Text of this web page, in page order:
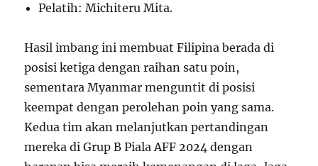
Pelatih: Michiteru Mita.
Hasil imbang ini membuat Filipina berada di
posisi ketiga dengan raihan satu poin,
sementara Myanmar menguntit di posisi
keempat dengan perolehan poin yang sama.
Kedua tim akan melanjutkan pertandingan
mereka di Grup B Piala AFF 2024 dengan